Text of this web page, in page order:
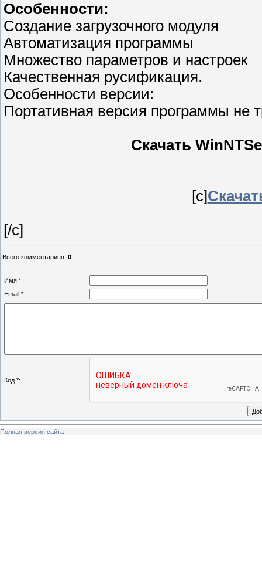
Особенности:
Создание загрузочного модуля
Автоматизация программы
Множество параметров и настроек
Качественная русификация.
Особенности версии:
Портативная версия программы не
Скачать
[c]
[/c]
Всего комментариев: 0
Имя *:
Email *:
Код *:
Полная версия сайта